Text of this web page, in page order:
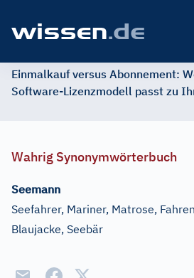
Einmalkauf versus Abonnement:
Software-Lizenzmodell passt zu
Wahrig Synonymwörterbuch
Seemann
Seefahrer, Mariner, Matrose,
Blaujacke, Seebär